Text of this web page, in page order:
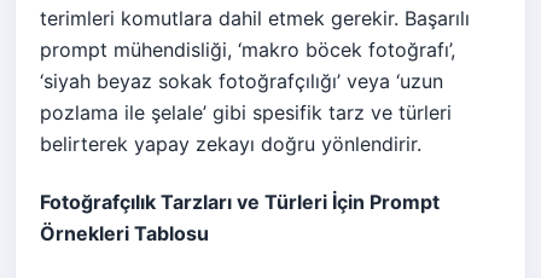
terimleri komutlara dahil etmek gerekir. Başarılı
prompt mühendisliği, ‘makro böcek fotoğrafı’,
‘siyah beyaz sokak fotoğrafçılığı’ veya ‘uzun
pozlama ile şelale’ gibi spesifik tarz ve türleri
belirterek yapay zekayı doğru yönlendirir.
Fotoğrafçılık Tarzları ve Türleri İçin Prompt
Örnekleri Tablosu